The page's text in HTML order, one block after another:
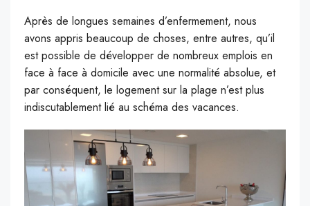
Après de longues semaines d’enfermement, nous
avons appris beaucoup de choses, entre autres, qu’il
est possible de développer de nombreux emplois en
face à face à domicile avec une normalité absolue, et
par conséquent, le logement sur la plage n’est plus
indiscutablement lié au schéma des vacances.